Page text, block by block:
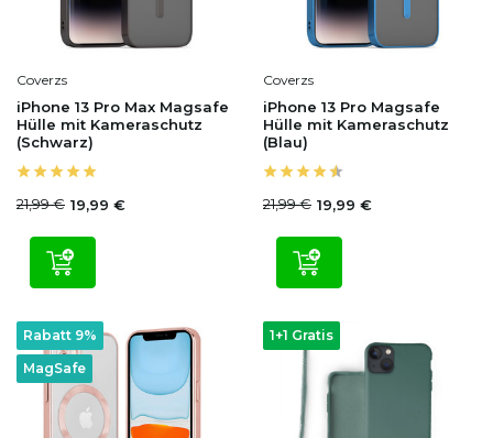
Coverzs
iPhone 13 Pro Max Magsafe
Hülle mit Kameraschutz
(Schwarz)
21,99 € 19,99 €
Coverzs
iPhone 13 Pro Magsafe
Hülle mit Kameraschutz
(Blau)
21,99 € 19,99 €
MagSafe
Rabatt 9% 1+1 Gratis